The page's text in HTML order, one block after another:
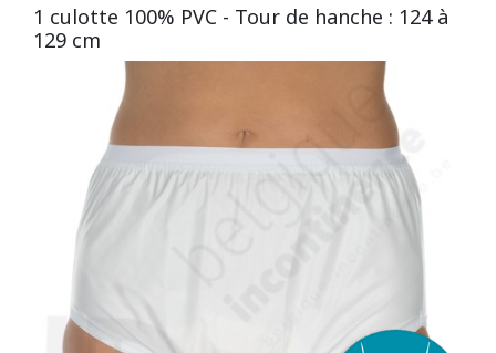
1 culotte 100% PVC - Tour de hanche : 124 à
129 cm